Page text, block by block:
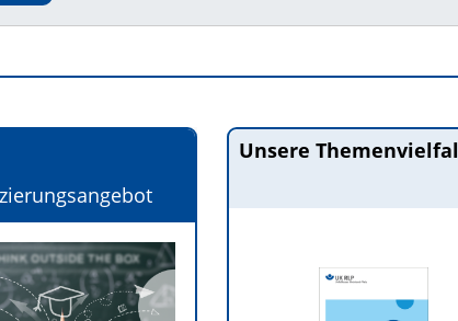
Unsere